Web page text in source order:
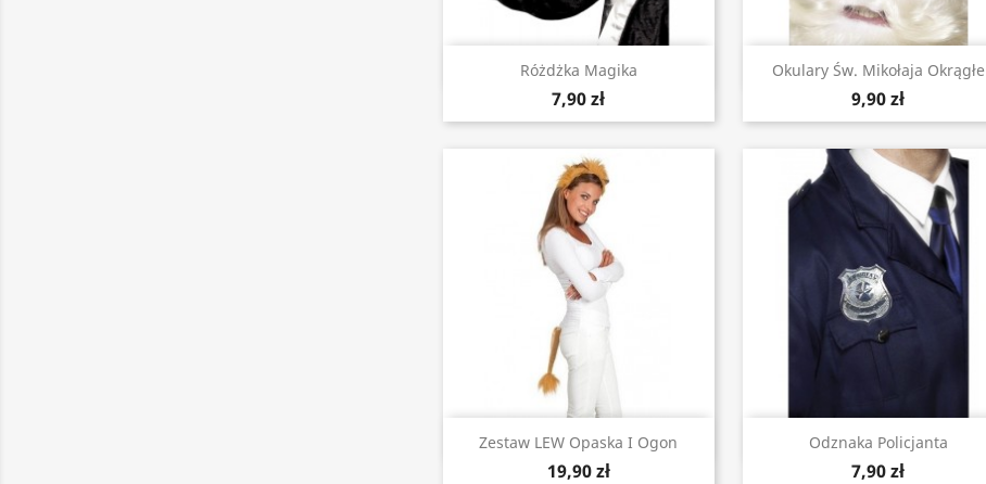
Różdżka Magika
7,90 zł
Szybki podgląd Okulary Św. Mikołaja Okrągłe
9,90 zł
Szybki podgląd
Zestaw LEW Opaska I Ogon
19,90 zł
Szybki podgląd Odznaka Policjanta
7,90 zł
Szybki podgląd